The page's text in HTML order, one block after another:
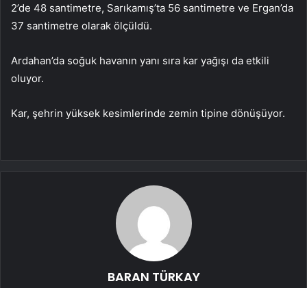
2’de 48 santimetre, Sarıkamış’ta 56 santimetre ve Ergan’da
37 santimetre olarak ölçüldü.
Ardahan’da soğuk havanın yanı sıra kar yağışı da etkili
oluyor.
Kar, şehrin yüksek kesimlerinde zemin tipine dönüşüyor.
BARAN TÜRKAY